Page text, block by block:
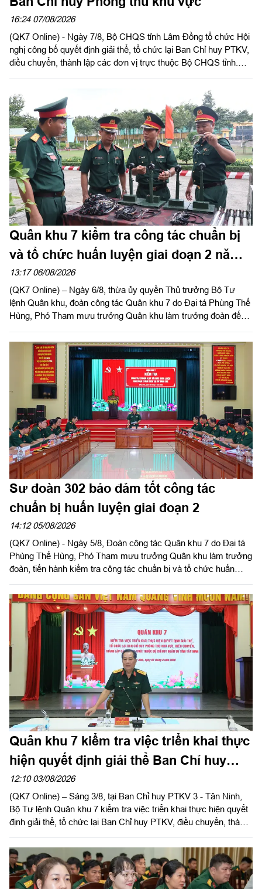
16:24 07/08/2026
(QK7 Online) - Ngày 7/8, Bộ CHQS tỉnh Lâm Đồng tổ chức Hội
nghị công bố quyết định giải thể, tổ chức lại Ban Chỉ huy PTKV,
điều chuyển, thành lập các đơn vị trực thuộc Bộ CHQS tỉnh.
Tư lệnh, Tham mưu trưởng Quân khu dự và chỉ đạo hội nghị.
Thiếu tướng Đinh Hồng Tiếng, Ủy viên Thường vụ Tỉnh ủy, Chỉ
huy trưởng Bộ CHQS tỉnh Lâm Đồng chủ trì hội nghị.
Quân khu 7 kiểm tra công tác chuẩn bị
và tổ chức huấn luyện giai đoạn 2 năm
2026 tại Sư đoàn 309
13:17 06/08/2026
(QK7 Online) – Ngày 6/8, thừa ủy quyền Thủ trưởng Bộ Tư
lệnh Quân khu, đoàn công tác Quân khu 7 do Đại tá Phùng Thế
Hùng, Phó Tham mưu trưởng Quân khu làm trưởng đoàn đến
năm 2026 tại Sư đoàn 309.
Sư đoàn 302 bảo đảm tốt công tác
chuẩn bị huấn luyện giai đoạn 2
14:12 05/08/2026
(QK7 Online) - Ngày 5/8, Đoàn công tác Quân khu 7 do Đại tá
Phùng Thế Hùng, Phó Tham mưu trưởng Quân khu làm trưởng
đoàn, tiến hành kiểm tra công tác chuẩn bị và tổ chức huấn
đại biểu các phòng chức năng Quân khu.
Quân khu 7 kiểm tra việc triển khai thực
hiện quyết định giải thể Ban Chỉ huy
PTKV tại tỉnh Tây Ninh
12:10 03/08/2026
(QK7 Online) – Sáng 3/8, tại Ban Chỉ huy PTKV 3 - Tân Ninh,
Bộ Tư lệnh Quân khu 7 kiểm tra việc triển khai thực hiện quyết
định giải thể, tổ chức lại Ban Chỉ huy PTKV, điều chuyển, thành
Hữu Nhân, Phó Tham mưu trưởng Quân khu thừa ủy quyền
của Thủ trưởng Bộ Tư lệnh Quân khu trưởng đoàn kiểm tra.